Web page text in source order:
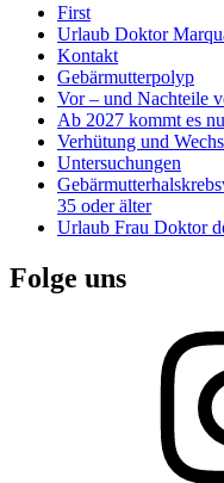
First
Urlaub Doktor
Kontakt
Gebärmutterpolyp
Vor – und Nachteile
Ab 2027 kommt es
Verhütung und
Untersuchungen
35 oder älter
Urlaub Frau Doktor
Folge uns